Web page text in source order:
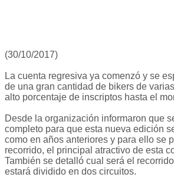
(30/10/2017)
La cuenta regresiva ya comenzó y se
de una gran cantidad de bikers de
alto porcentaje de inscriptos hasta el
Desde la organización informaron que
completo para que esta nueva edición
como en años anteriores y para ello se
recorrido, el principal atractivo de esta
También se detalló cual será el
estará dividido en dos circuitos.